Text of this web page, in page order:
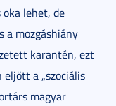
oka lehet, de
a mozgáshiány
karantén, ezt
a „szociális
magyar